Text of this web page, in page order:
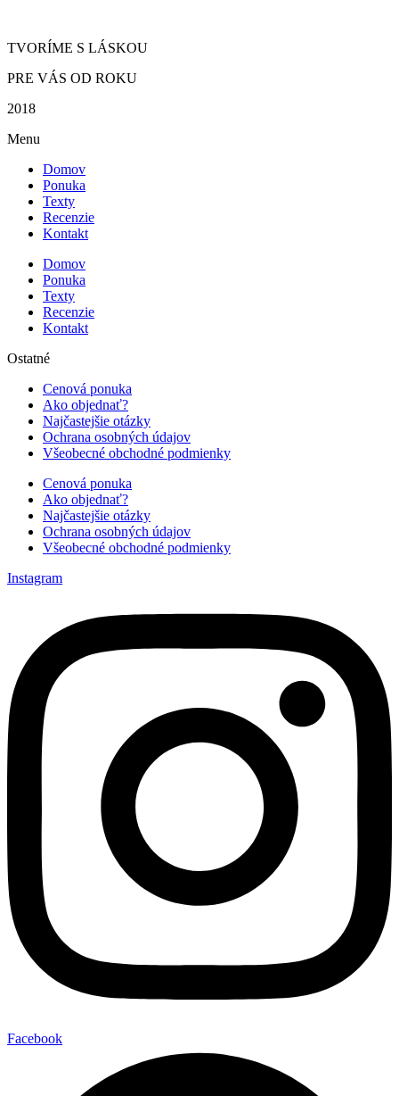
TVORÍME S LÁSKOU
PRE VÁS OD ROKU
2018
Menu
Domov
Ponuka
Texty
Recenzie
Kontakt
Domov
Ponuka
Texty
Recenzie
Kontakt
Ostatné
Cenová ponuka
Ako objednať?
Najčastejšie otázky
Ochrana osobných údajov
Všeobecné obchodné podmienky
Cenová ponuka
Ako objednať?
Najčastejšie otázky
Ochrana osobných údajov
Všeobecné obchodné podmienky
Instagram
Facebook